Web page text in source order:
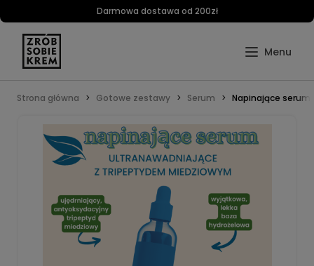
Darmowa dostawa od 200zł
Strona główna Gotowe zestawy Serum Napinające